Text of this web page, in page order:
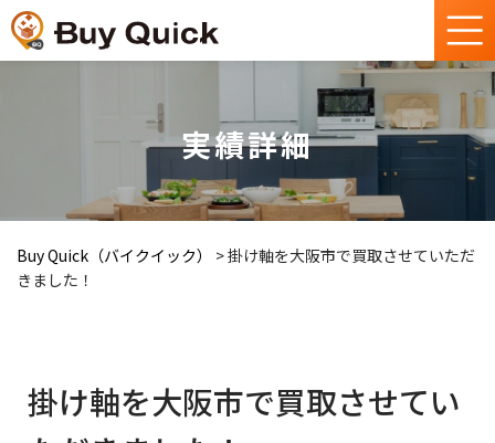
実績詳細
Buy Quick（バイクイック） >掛け軸を大阪市で買取させていただ
きました！
掛け軸を大阪市で買取させてい